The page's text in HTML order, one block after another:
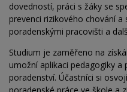
dovedností, práci s žáky se
prevenci rizikového chování a
poradenskými pracovišti a
Studium je zaměřeno na
umožní aplikaci pedagogiky
poradenství. Účastníci si